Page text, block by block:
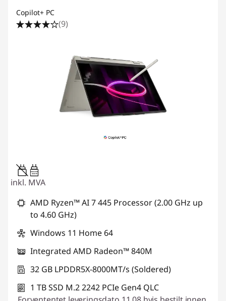
Copilot+ PC
(9)
45W-65W
USB PD
inkl. MVA
AMD Ryzen™ AI 7 445 Processor (2.00 GHz up
to 4.60 GHz)
Windows 11 Home 64
Integrated AMD Radeon™ 840M
32 GB LPDDR5X-8000MT/s (Soldered)
1 TB SSD M.2 2242 PCIe Gen4 QLC